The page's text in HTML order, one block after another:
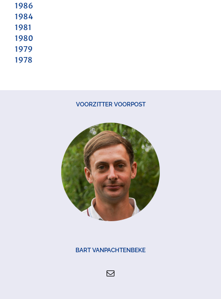
1986
1984
1981
1980
1979
1978
VOORZITTER VOORPOST
BART VANPACHTENBEKE